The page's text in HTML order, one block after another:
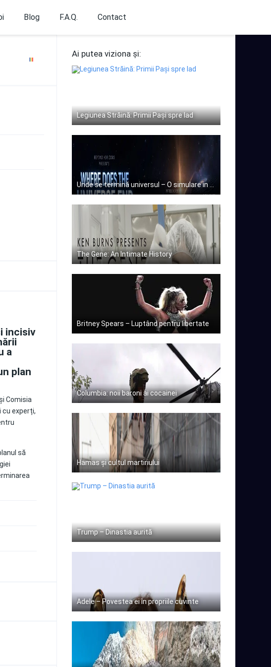
Blog F.A.Q. Contact
incisiv
a
plan
Comisia
cu experți,
să
Ai putea viziona și:
Legiunea Străină: Primii Pași spre Iad
Unde se termină universul – O simulare in timp real
The Gene: An Intimate History
Britney Spears – Luptând pentru libertate
Columbia: noii baroni ai cocainei
Hamas și cultul martiriului
Trump – Dinastia aurită
Adele – Povestea ei în propriile cuvinte